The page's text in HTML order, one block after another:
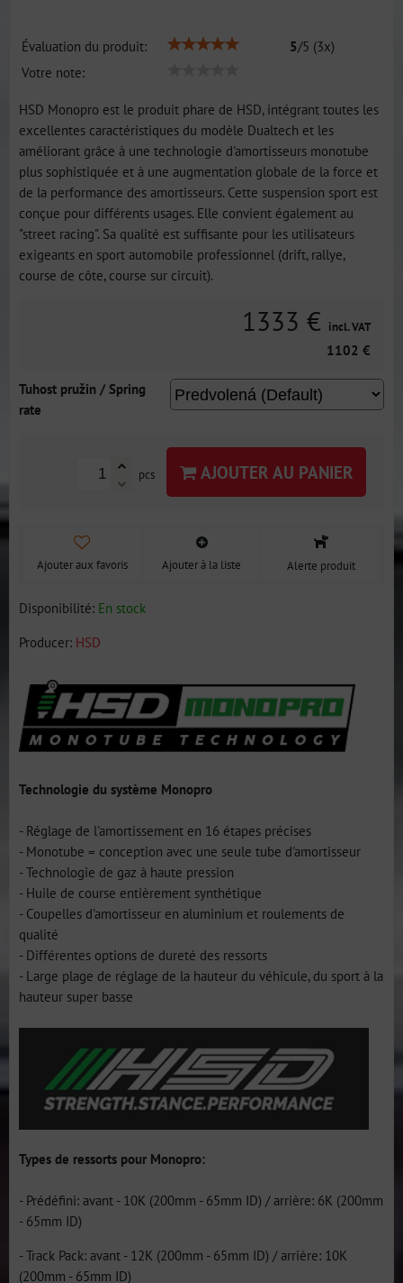
Évaluation du produit: 5/5 (3x)
Votre note:
HSD Monopro est le produit phare de HSD, intégrant toutes les
excellentes caractéristiques du modèle Dualtech et les
améliorant grâce à une technologie d'amortisseurs monotube
plus sophistiquée et à une augmentation globale de la force et
de la performance des amortisseurs. Cette suspension sport est
conçue pour différents usages. Elle convient également au
"street racing". Sa qualité est suffisante pour les utilisateurs
exigeants en sport automobile professionnel (drift, rallye,
course de côte, course sur circuit).
1333 € incl. VAT
1102 €
Tuhost pružin / Spring
rate
pcs AJOUTER AU PANIER
Ajouter aux favoris Ajouter à la liste Alerte produit
Disponibilité: En stock
Producer: HSD
Technologie du système Monopro
- Réglage de l'amortissement en 16 étapes précises
- Monotube = conception avec une seule tube d'amortisseur
- Technologie de gaz à haute pression
- Huile de course entièrement synthétique
- Coupelles d'amortisseur en aluminium et roulements de
qualité
- Différentes options de dureté des ressorts
- Large plage de réglage de la hauteur du véhicule, du sport à la
hauteur super basse
Types de ressorts pour Monopro:
- Prédéfini: avant - 10K (200mm - 65mm ID) / arrière: 6K (200mm
- 65mm ID)
- Track Pack: avant - 12K (200mm - 65mm ID) / arrière: 10K
(200mm - 65mm ID)